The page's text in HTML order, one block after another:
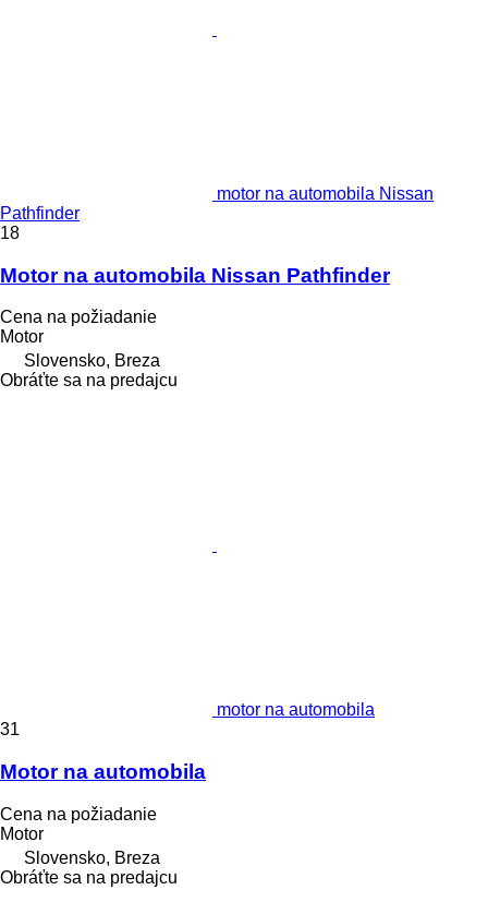
motor na automobila Nissan
Pathfinder
18
Motor na automobila Nissan Pathfinder
Cena na požiadanie
Motor
Slovensko, Breza
Obráťte sa na predajcu
motor na automobila
31
Motor na automobila
Cena na požiadanie
Motor
Slovensko, Breza
Obráťte sa na predajcu